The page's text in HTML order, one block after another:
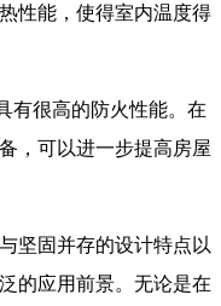
性能，使得室内温度得
有很高的防火性能。在
，可以进一步提高房屋
坚固并存的设计特点以
的应用前景。无论是在